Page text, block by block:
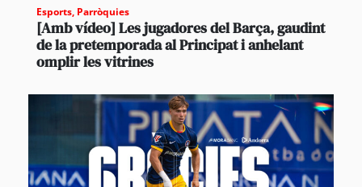
Esports, Parròquies
[Amb vídeo] Les jugadores del Barça, gaudint
de la pretemporada al Principat i anhelant
omplir les vitrines